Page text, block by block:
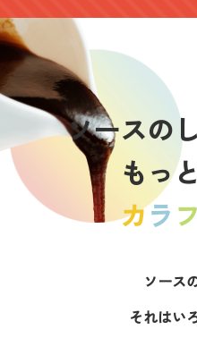
ソースの
もっ
カラ フ
ソース
それはい